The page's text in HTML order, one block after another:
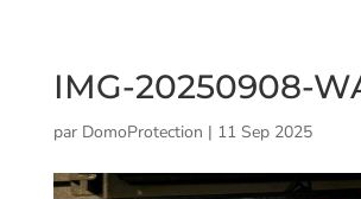
IMG-20250908-
par DomoProtection | 11 Sep 2025